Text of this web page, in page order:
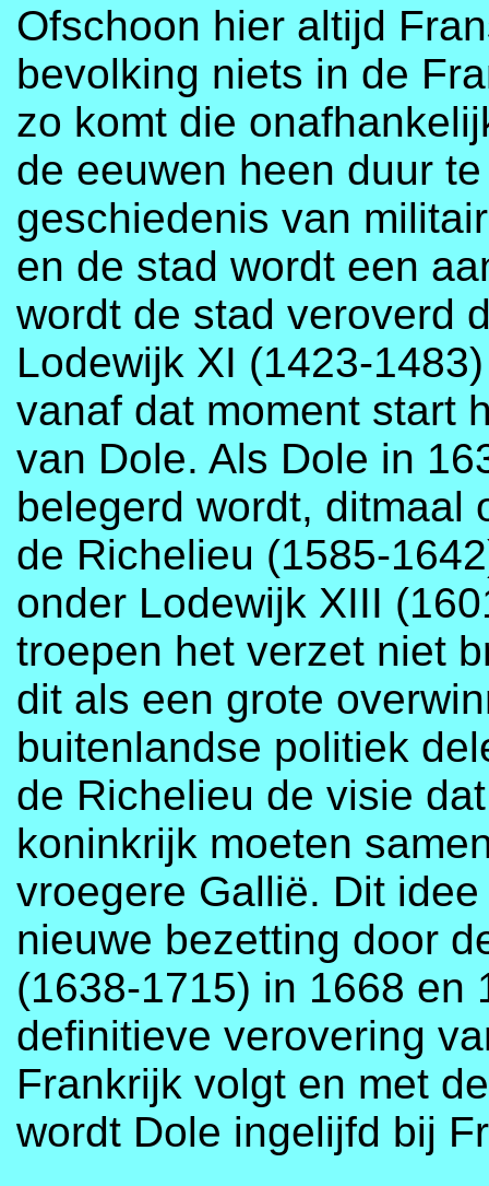
Ofschoon hier altijd
bevolking niets in de
zo komt die
de eeuwen heen duur
geschiedenis van
en de stad wordt een
wordt de stad veroverd
Lodewijk XI (1423-
vanaf dat moment start
van Dole. Als Dole in
belegerd wordt, ditmaal
de Richelieu (1585-
onder Lodewijk XIII
troepen het verzet niet
dit als een grote
buitenlandse politiek
de Richelieu de visie
koninkrijk moeten
vroegere Gallië. Dit
nieuwe bezetting door
(1638-1715) in 1668 en
definitieve verovering
Frankrijk volgt en met
wordt Dole ingelijfd bij